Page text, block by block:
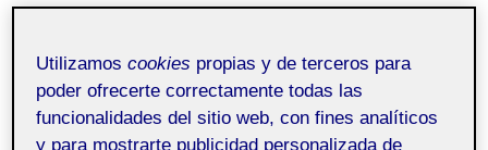
Utilizamoscookies propias y de terceros para
poder ofrecerte correctamente todas las
funcionalidades del sitio web, con fines analíticos
y para mostrarte publicidad personalizada de